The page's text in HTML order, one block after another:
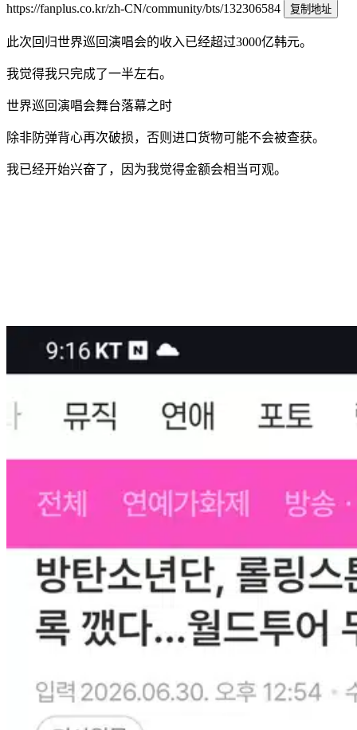
https://fanplus.co.kr/zh-CN/community/bts/132306584
复制地址
此次回归世界巡回演唱会的收入已经超过3000亿韩元。
我觉得我只完成了一半左右。
世界巡回演唱会舞台落幕之时
除非防弹背心再次破损，否则进口货物可能不会被查获。
我已经开始兴奋了，因为我觉得金额会相当可观。